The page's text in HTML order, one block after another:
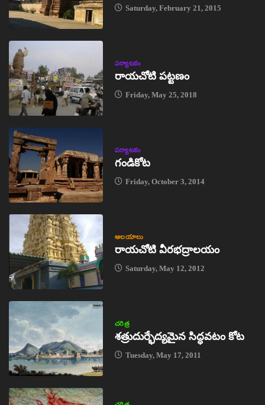
Saturday, February 21, 2015
పర్యాటకం
రాయచోటి పట్టణం
Friday, May 25, 2018
పర్యాటకం
గండికోట
Friday, October 3, 2014
ఆలయాలు
రాయచోటి వీరభద్రాలయం
Saturday, May 12, 2012
చరిత్ర
శత్రుదుర్భేద్యమైన సిద్ధవటం కోట
Tuesday, May 17, 2011